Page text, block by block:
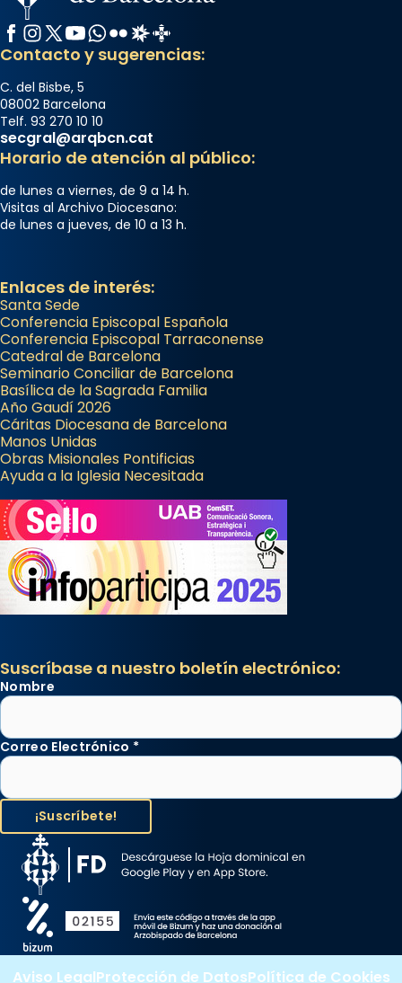
Facebook
Instagram
X / Twitter
YouTube
WhatsApp
FlickrRadio Estel
Catalunya Cristiana
Contacto y sugerencias:
C. del Bisbe, 5
08002 Barcelona
Telf. 93 270 10 10
secgral@arqbcn.cat
Horario de atención al público:
de lunes a viernes, de 9 a 14 h.
Visitas al Archivo Diocesano:
de lunes a jueves, de 10 a 13 h.
Enlaces de interés:
Santa Sede
Conferencia Episcopal Española
Conferencia Episcopal Tarraconense
Catedral de Barcelona
Seminario Conciliar de Barcelona
Basílica de la Sagrada Familia
Año Gaudí 2026
Cáritas Diocesana de Barcelona
Manos Unidas
Obras Misionales Pontificias
Ayuda a la Iglesia Necesitada
Suscríbase a nuestro boletín electrónico:
Nombre
Correo Electrónico *
Aviso LegalProtección de DatosPolítica de Cookies